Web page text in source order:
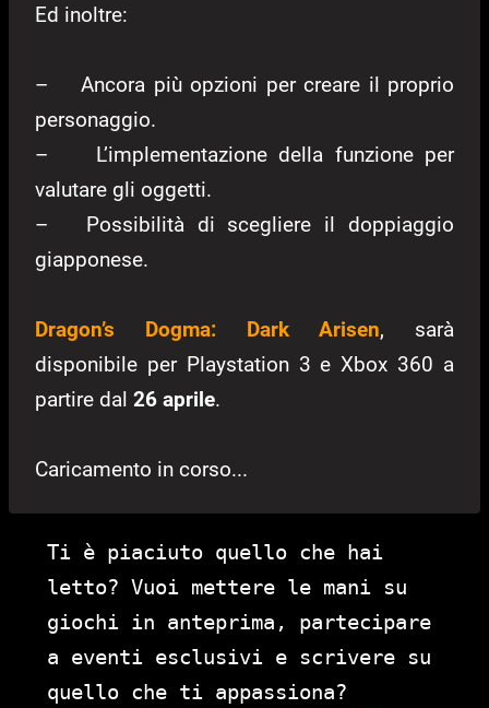
Ed inoltre:
–
Ancora più opzioni per creare il proprio
personaggio.
–
L’implementazione della funzione per
valutare gli oggetti.
–
Possibilità di scegliere il doppiaggio
giapponese.
Dragon’s Dogma: Dark Arisen, sarà
disponibile per Playstation 3 e Xbox 360 a
partire dal 26 aprile.
Caricamento in corso...
Ti è piaciuto quello che hai
letto? Vuoi mettere le mani su
giochi in anteprima, partecipare
a eventi esclusivi e scrivere su
quello che ti appassiona?